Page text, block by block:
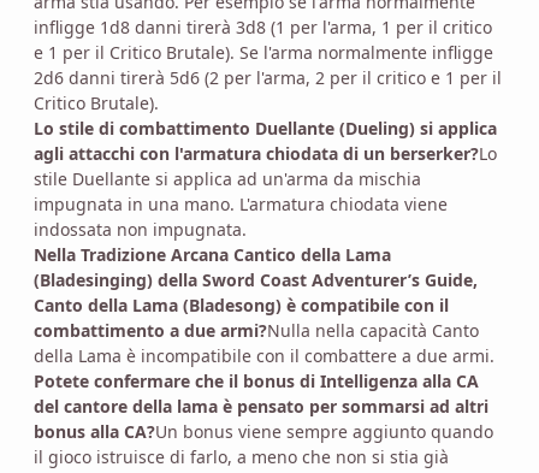
infligge 1d8 danni tirerà 3d8 (1 per l'arma, 1 per il critico
e 1 per il Critico Brutale). Se l'arma normalmente infligge
2d6 danni tirerà 5d6 (2 per l'arma, 2 per il critico e 1 per il
Critico Brutale).
Lo stile di combattimento Duellante (Dueling) si applica
agli attacchi con l'armatura chiodata di un berserker?Lo
stile Duellante si applica ad un'arma da mischia
impugnata in una mano. L'armatura chiodata viene
indossata non impugnata.
Nella Tradizione Arcana Cantico della Lama
(Bladesinging) della Sword Coast Adventurer’s Guide,
Canto della Lama (Bladesong) è compatibile con il
combattimento a due armi?Nulla nella capacità Canto
della Lama è incompatibile con il combattere a due armi.
Potete confermare che il bonus di Intelligenza alla CA
del cantore della lama è pensato per sommarsi ad altri
bonus alla CA?Un bonus viene sempre aggiunto quando
il gioco istruisce di farlo, a meno che non si stia già